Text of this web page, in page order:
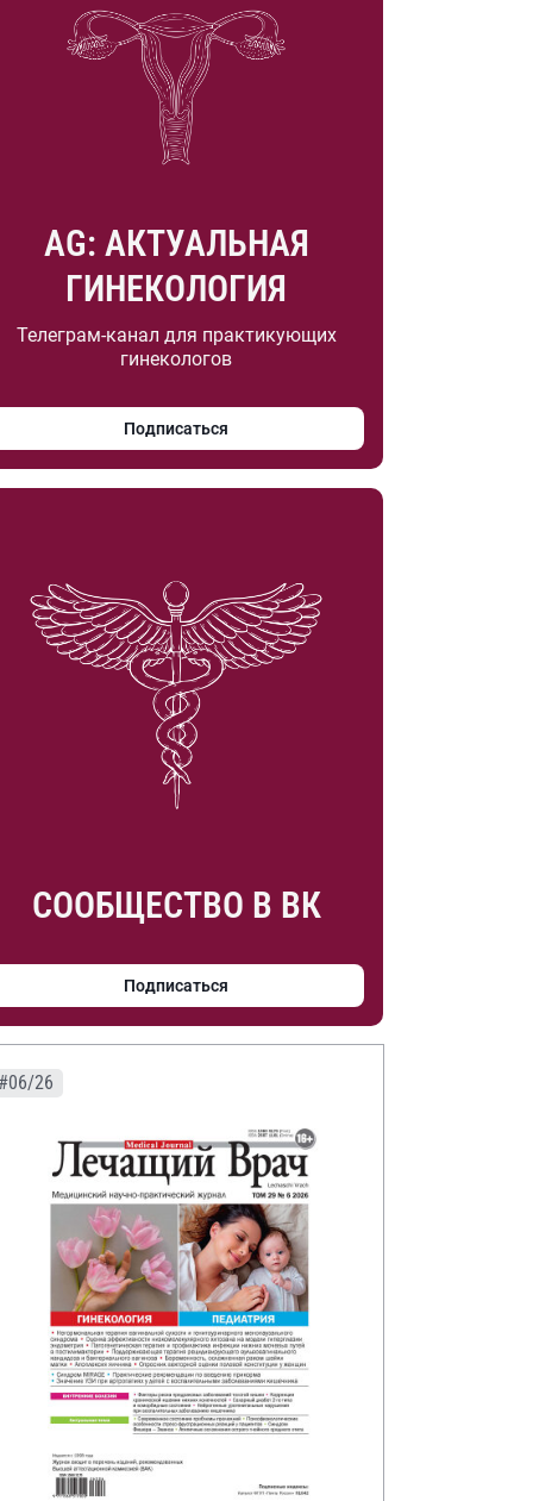
AG: АКТУАЛЬНАЯ
ГИНЕКОЛОГИЯ
Телеграм-канал для практикующих
гинекологов
Подписаться
СООБЩЕСТВО В ВК
Подписаться
26